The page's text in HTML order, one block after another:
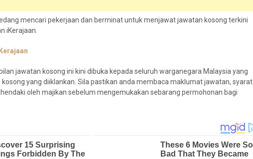
mencari pekerjaan dan berminat untuk menjawat jawatan kosong terkini
iKerajaan.
jawatan kosong ini kini dibuka kepada seluruh warganegara Malaysia yang
yang diiklankan. Sila pastikan anda membaca maklumat jawatan, syarat
oleh majikan sebelum mengemukakan sebarang permohonan bagi